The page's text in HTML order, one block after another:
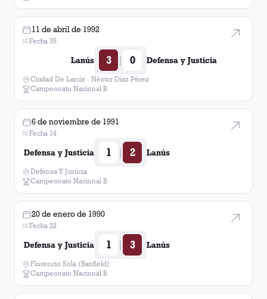
11 de abril de 1992
Fecha 35
Lanús 3 | 0 Defensa y Justicia
Ciudad De Lanús - Néstor Diaz Pérez
Campeonato Nacional B
6 de noviembre de 1991
Fecha 14
Defensa y Justicia 1 | 2 Lanús
Defensa Y Justicia
Campeonato Nacional B
20 de enero de 1990
Fecha 22
Defensa y Justicia 1 | 3 Lanús
Florencio Sola (Banfield)
Campeonato Nacional B